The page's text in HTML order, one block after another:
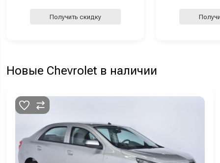
Получить скидку
Новые Chevrolet в наличии